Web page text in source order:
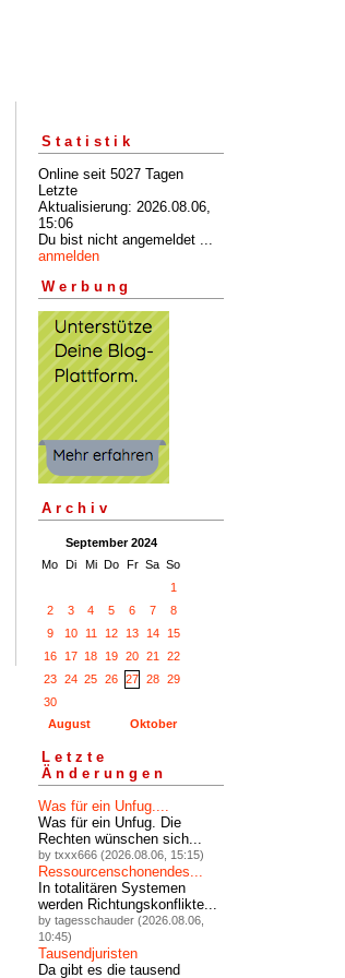
Statistik
Online seit 5027 Tagen
Letzte
Aktualisierung: 2026.08.06,
15:06
Du bist nicht angemeldet ...
anmelden
Werbung
Archiv
September 2024
Mo Di Mi Do Fr Sa So
1
2
3 4 5 6 7
8
9
10 11 12 13 14
15
16
17 18 19 20 21
22
23
24 25 26 27 28
29
30
August
Oktober
Letzte
Änderungen
Was für ein Unfug....
Was für ein Unfug. Die
Rechten wünschen sich...
by txxx666 (2026.08.06, 15:15)
Ressourcenschonendes...
In totalitären Systemen
werden Richtungskonflikte...
by tagesschauder (2026.08.06,
10:45)
Tausendjuristen
Da gibt es die tausend